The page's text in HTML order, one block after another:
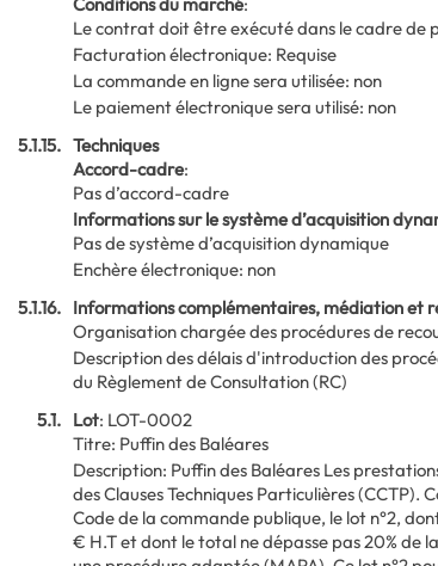
Conditions du marché:
Le contrat doit être exécuté dans le cadre de
Facturation électronique: Requise
La commande en ligne sera utilisée: non
Le paiement électronique sera utilisé: non
5.1.15. Techniques
Accord-cadre:
Pas d’accord-cadre
Informations sur le système d’acquisition
Pas de système d’acquisition dynamique
Enchère électronique: non
5.1.16. Informations complémentaires, médiation et
Organisation chargée des procédures de
Description des délais d'introduction des
du Règlement de Consultation (RC)
5.1. Lot: LOT-0002
Titre: Puffin des Baléares
Description: Puffin des Baléares Les
des Clauses Techniques Particulières (CCTP).
Code de la commande publique, le lot n°2,
€ H.T et dont le total ne dépasse pas 20% de